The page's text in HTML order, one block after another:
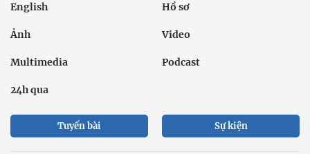
English Hồ sơ
Ảnh Video
Multimedia Podcast
24h qua
Tuyến bài Sự kiện